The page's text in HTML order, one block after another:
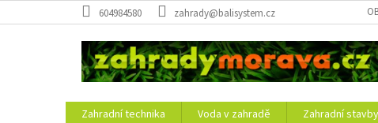
na
604984580 zahrady@balisystem.cz
Zahradní technika Voda v zahradě Zahradní stavby